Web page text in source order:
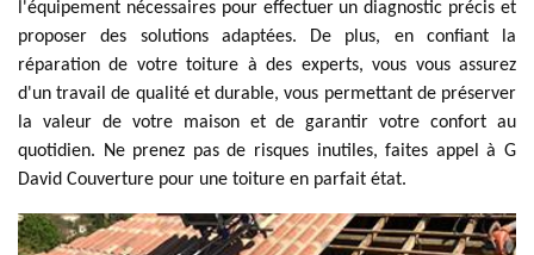
l'équipement nécessaires pour effectuer un diagnostic précis et
proposer des solutions adaptées. De plus, en confiant la
réparation de votre toiture à des experts, vous vous assurez
d'un travail de qualité et durable, vous permettant de préserver
la valeur de votre maison et de garantir votre confort au
quotidien. Ne prenez pas de risques inutiles, faites appel à G
David Couverture pour une toiture en parfait état.